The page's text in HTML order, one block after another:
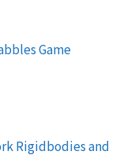
Game
Rigidbodies and